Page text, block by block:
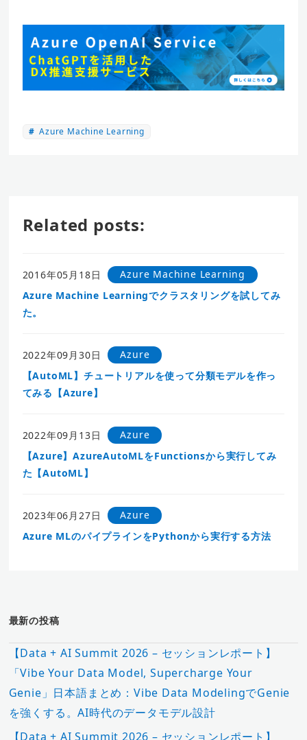
Azure Machine Learning
Related posts:
2016年05月18日
Azure Machine Learning
Azure Machine Learningでクラスタリングを試してみ
た。
2022年09月30日
Azure
【AutoML】チュートリアルを使って分類モデルを作っ
てみる【Azure】
2022年09月13日
Azure
【Azure】AzureAutoMLをFunctionsから実行してみ
た【AutoML】
2023年06月27日
Azure
Azure MLのパイプラインをPythonから実行する方法
最新の投稿
【Data + AI Summit 2026 – セッションレポート】
「Vibe Your Data Model, Supercharge Your
Genie」日本語まとめ：Vibe Data ModelingでGenie
を強くする。AI時代のデータモデル設計
【Data + AI Summit 2026 – セッションレポート】